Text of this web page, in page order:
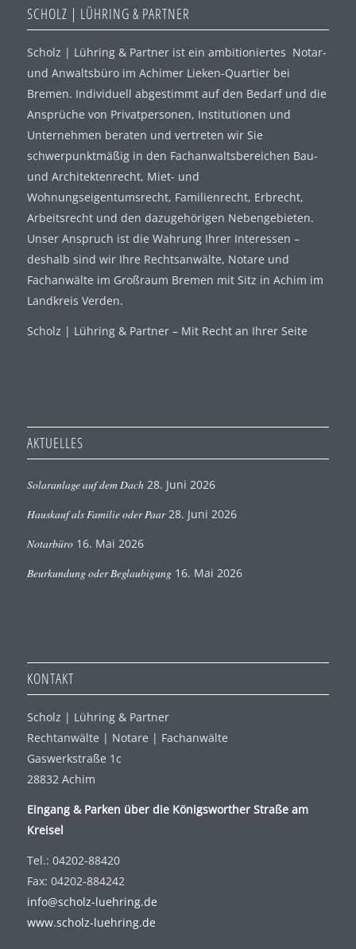
SCHOLZ | LÜHRING & PARTNER
Scholz | Lühring & Partner ist ein ambitioniertes Notar-
und Anwaltsbüro im Achimer Lieken-Quartier bei
Bremen. Individuell abgestimmt auf den Bedarf und die
Ansprüche von Privatpersonen, Institutionen und
Unternehmen beraten und vertreten wir Sie
schwerpunktmäßig in den Fachanwaltsbereichen Bau-
und Architektenrecht, Miet- und
Wohnungseigentumsrecht, Familienrecht, Erbrecht,
Arbeitsrecht und den dazugehörigen Nebengebieten.
Unser Anspruch ist die Wahrung Ihrer Interessen –
deshalb sind wir Ihre Rechtsanwälte, Notare und
Fachanwälte im Großraum Bremen mit Sitz in Achim im
Landkreis Verden.
Scholz | Lühring & Partner – Mit Recht an Ihrer Seite
AKTUELLES
Solaranlage auf dem Dach 28. Juni 2026
Hauskauf als Familie oder Paar 28. Juni 2026
Notarbüro 16. Mai 2026
Beurkundung oder Beglaubigung 16. Mai 2026
KONTAKT
Scholz | Lühring & Partner
Rechtanwälte | Notare | Fachanwälte
Gaswerkstraße 1c
28832 Achim
Eingang & Parken über die Königsworther Straße am
Kreisel
Tel.: 04202-88420
Fax: 04202-884242
info@scholz-luehring.de
www.scholz-luehring.de